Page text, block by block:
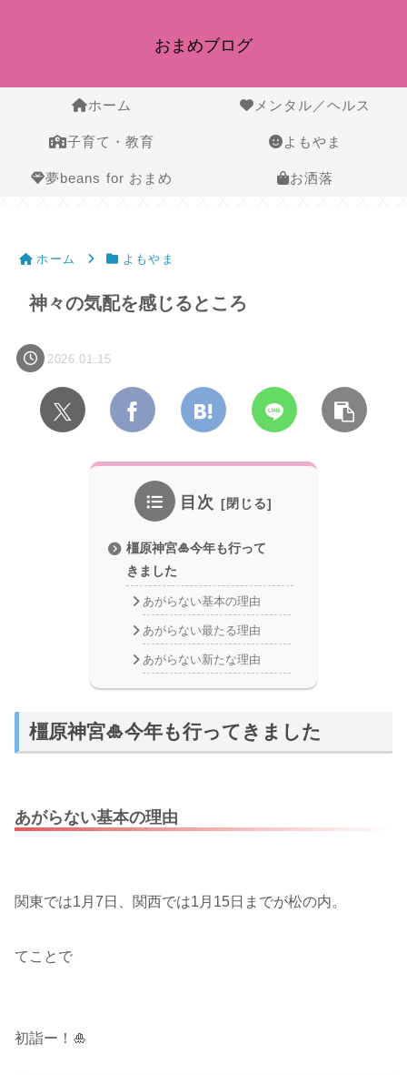
おまめブログ
ホーム メンタル／ヘルス
子育て・教育 よもやま
夢beans for おまめ お洒落
ホーム よもやま
神々の気配を感じるところ
2026.01.15
目次
橿原神宮🎍今年も行って
きました
あがらない基本の理由
あがらない最たる理由
あがらない新たな理由
橿原神宮🎍今年も行ってきました
あがらない基本の理由
関東では1月7日、関西では1月15日までが松の内。
てことで
初詣ー！🎍